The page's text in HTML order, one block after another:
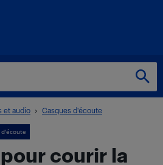
et audio Casques d'écoute
d'écoute
courir la